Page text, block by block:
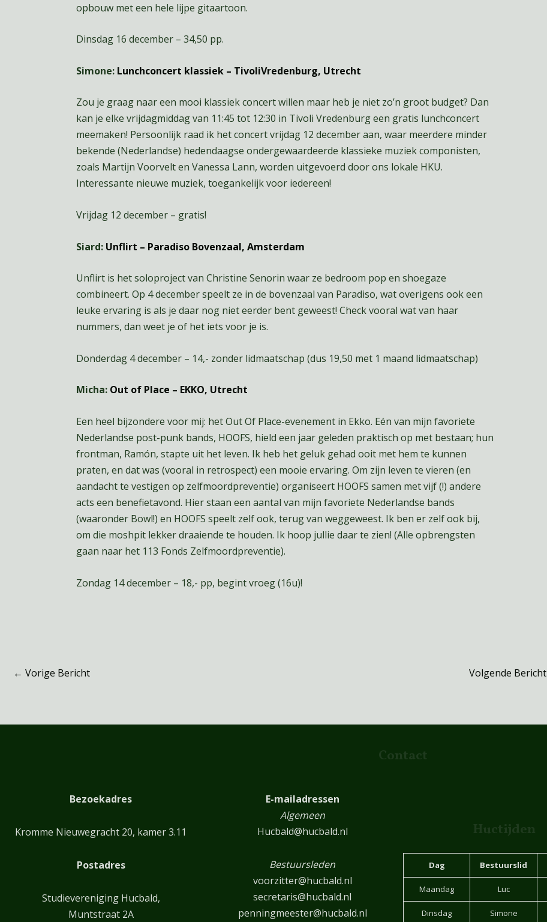
opbouw met een hele lijpe gitaartoon.
Dinsdag 16 december – 34,50 pp.
Simone: Lunchconcert klassiek – TivoliVredenburg, Utrecht
Zou je graag naar een mooi klassiek concert willen maar heb je niet zo’n groot budget? Dan
kan je elke vrijdagmiddag van 11:45 tot 12:30 in Tivoli Vredenburg een gratis lunchconcert
meemaken! Persoonlijk raad ik het concert vrijdag 12 december aan, waar meerdere minder
bekende (Nederlandse) hedendaagse ondergewaardeerde klassieke muziek componisten,
zoals Martijn Voorvelt en Vanessa Lann, worden uitgevoerd door ons lokale HKU.
Interessante nieuwe muziek, toegankelijk voor iedereen!
Vrijdag 12 december – gratis!
Siard: Unflirt – Paradiso Bovenzaal, Amsterdam
Unflirt is het soloproject van Christine Senorin waar ze bedroom pop en shoegaze
combineert. Op 4 december speelt ze in de bovenzaal van Paradiso, wat overigens ook een
leuke ervaring is als je daar nog niet eerder bent geweest! Check vooral wat van haar
nummers, dan weet je of het iets voor je is.
Donderdag 4 december – 14,- zonder lidmaatschap (dus 19,50 met 1 maand lidmaatschap)
Micha: Out of Place – EKKO, Utrecht
Een heel bijzondere voor mij: het Out Of Place-evenement in Ekko. Eén van mijn favoriete
Nederlandse post-punk bands, HOOFS, hield een jaar geleden praktisch op met bestaan; hun
frontman, Ramón, stapte uit het leven. Ik heb het geluk gehad ooit met hem te kunnen
praten, en dat was (vooral in retrospect) een mooie ervaring. Om zijn leven te vieren (en
aandacht te vestigen op zelfmoordpreventie) organiseert HOOFS samen met vijf (!) andere
acts een benefietavond. Hier staan een aantal van mijn favoriete Nederlandse bands
(waaronder Bowl!) en HOOFS speelt zelf ook, terug van weggeweest. Ik ben er zelf ook bij,
om die moshpit lekker draaiende te houden. Ik hoop jullie daar te zien! (Alle opbrengsten
gaan naar het 113 Fonds Zelfmoordpreventie).
Zondag 14 december – 18,- pp, begint vroeg (16u)!
← Vorige Bericht Volgende Bericht
Contact
Bezoekadres
Kromme Nieuwegracht 20, kamer 3.11
Postadres
Studievereniging Hucbald,
Muntstraat 2A
E-mailadressen
Algemeen
Hucbald@hucbald.nl
Bestuursleden
voorzitter@hucbald.nl
secretaris@hucbald.nl
penningmeester@hucbald.nl
Huctijden
Dag Bestuurslid
Maandag Luc
Dinsdag Simone